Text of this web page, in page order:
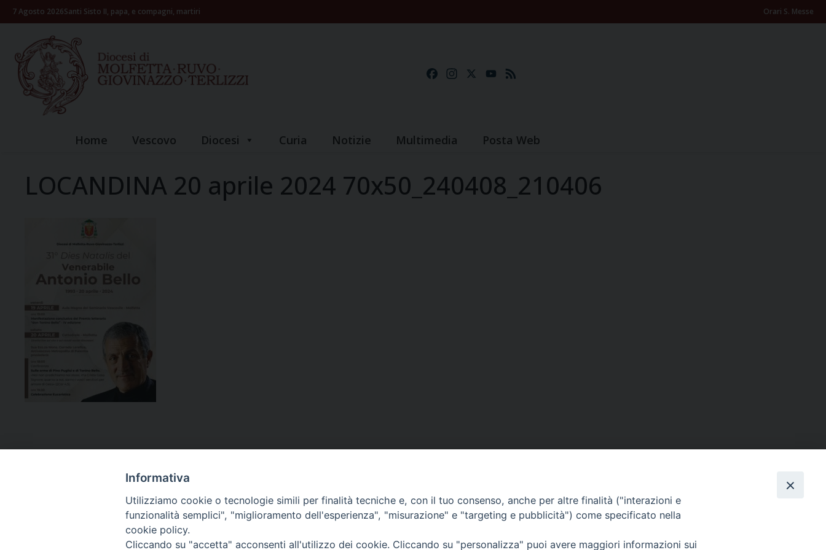
Skip7 Agosto 2026Santi Sisto II, papa, e compagni, martiri Orari S. Messe
FacebookInstagramYouTube
Home Vescovo Diocesi Curia Notizie Multimedia Posta Web
LOCANDINA 20 aprile 2024 70x50_240408_210406
Ufficio Comunicazioni sociali SEGUICI SU
Informativa
Utilizziamo cookie o tecnologie simili per finalità tecniche e, con il tuo consenso, anche per altre finalità ("interazioni e
funzionalità semplici", "miglioramento dell'esperienza", "misurazione" e "targeting e pubblicità") come specificato nella
cookie policy.
Cliccando su "accetta" acconsenti all'utilizzo dei cookie. Cliccando su "personalizza" puoi avere maggiori informazioni sui